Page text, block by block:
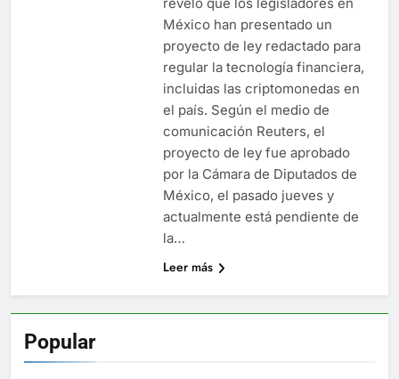
México han presentado un
proyecto de ley redactado para
regular la tecnología financiera,
incluidas las criptomonedas en
el país. Según el medio de
comunicación Reuters, el
proyecto de ley fue aprobado
por la Cámara de Diputados de
México, el pasado jueves y
actualmente está pendiente de
la…
Leer más
Popular